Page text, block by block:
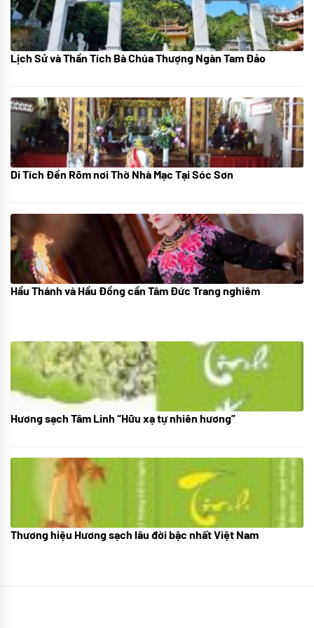
05/07/2024
Lịch Sử và Thần Tích Bà Chúa Thượng Ngàn Tam Đảo
05/07/2024
Di Tích Đền Rõm nơi Thờ Nhà Mạc Tại Sóc Sơn
05/07/2024
Hầu Thánh và Hầu Đồng cần Tâm Đức Trang nghiêm
28/10/2025
Hương sạch Tâm Linh “Hữu xạ tự nhiên hương”
18/10/2025
Thương hiệu Hương sạch lâu đời bậc nhất Việt Nam